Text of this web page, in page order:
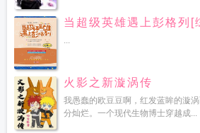
当超级英雄遇上彭格列[
...
火影之新漩涡传
我愚蠢的欧豆豆啊，红发蓝眸的漩
分灿烂。一个现代生物博士穿越成...